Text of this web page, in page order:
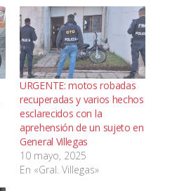
URGENTE: motos robadas
recuperadas y varios hechos
esclarecidos con la
aprehensión de un sujeto en
General Villegas
10 mayo, 2025
En «Gral. Villegas»